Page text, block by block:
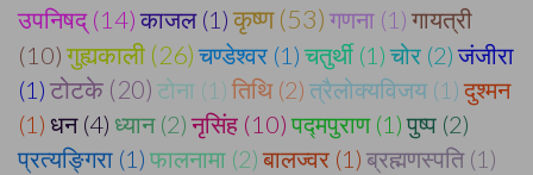
उपनिषद् (14) काजल (1) कृष्ण (53) गणना (1) गायत्री
(10) गुह्यकाली (26) चण्डेश्वर (1) चतुर्थी (1) चोर (2) जंजीरा
(1) टोटके (20) टोना (1) तिथि (2) त्रैलोक्यविजय (1) दुश्मन
(1) धन (4) ध्यान (2) नृसिंह (10) पद्मपुराण (1) पुष्प (2)
प्रत्यङ्गिरा (1) फालनामा (2) बालज्वर (1) ब्रह्मणस्पति (1)